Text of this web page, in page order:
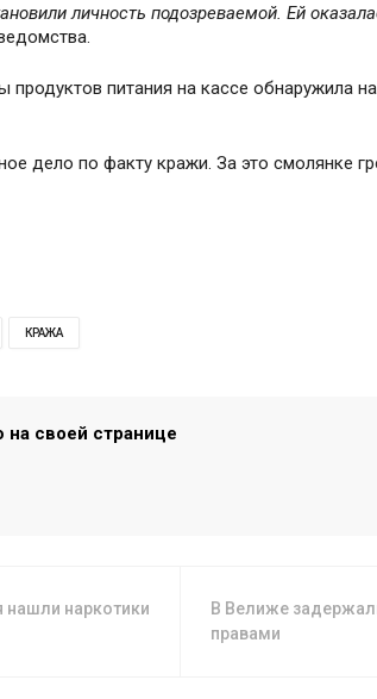
личность подозреваемой. Ей
питания на кассе обнаружила
дело по факту кражи. За это смолянке
КРАЖА
своей странице
нашли наркотики
В Велиже
правами